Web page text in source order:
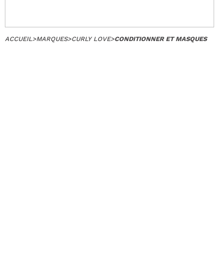
ACCUEIL>MARQUES>CURLY LOVE>CONDITIONNER ET MASQUES